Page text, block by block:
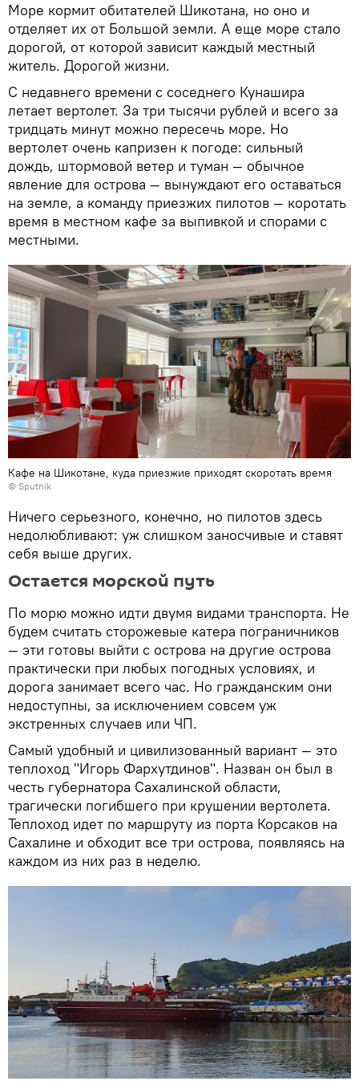
Море кормит обитателей Шикотана, но оно и
отделяет их от Большой земли. А еще море стало
дорогой, от которой зависит каждый местный
житель. Дорогой жизни.
С недавнего времени с соседнего Кунашира
летает вертолет. За три тысячи рублей и всего за
тридцать минут можно пересечь море. Но
вертолет очень капризен к погоде: сильный
дождь, штормовой ветер и туман — обычное
явление для острова — вынуждают его оставаться
на земле, а команду приезжих пилотов — коротать
время в местном кафе за выпивкой и спорами с
местными.
Кафе на Шикотане, куда приезжие приходят скоротать время
© Sputnik
Ничего серьезного, конечно, но пилотов здесь
недолюбливают: уж слишком заносчивые и ставят
себя выше других.
Остается морской путь
По морю можно идти двумя видами транспорта. Не
будем считать сторожевые катера пограничников
— эти готовы выйти с острова на другие острова
практически при любых погодных условиях, и
дорога занимает всего час. Но гражданским они
недоступны, за исключением совсем уж
экстренных случаев или ЧП.
Самый удобный и цивилизованный вариант — это
теплоход "Игорь Фархутдинов". Назван он был в
честь губернатора Сахалинской области,
трагически погибшего при крушении вертолета.
Теплоход идет по маршруту из порта Корсаков на
Сахалине и обходит все три острова, появляясь на
каждом из них раз в неделю.